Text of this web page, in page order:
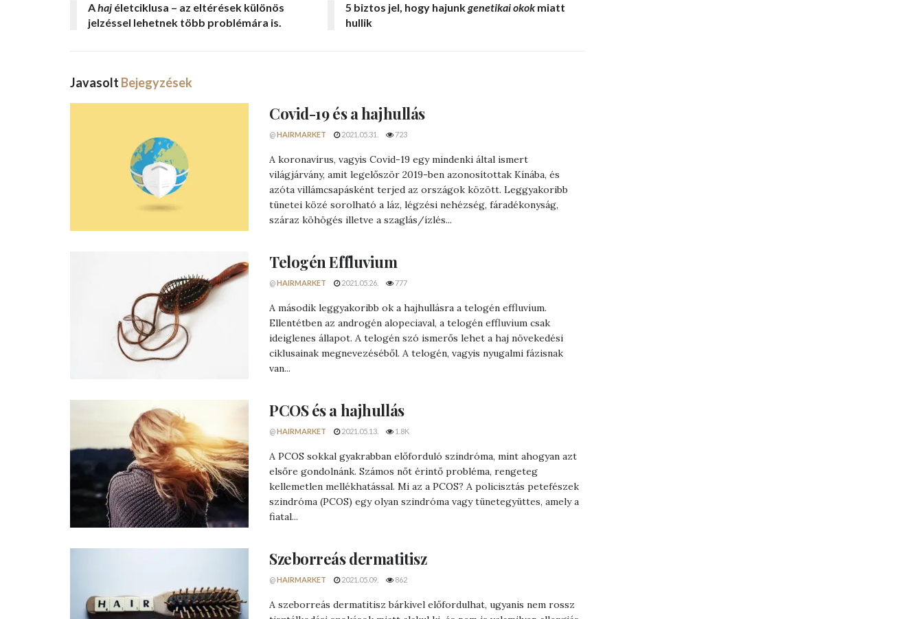
Ahaj életciklusa – az eltérések különös
jelzéssel lehetnek több problémára is.
5 biztos jel, hogy hajunkgenetikai okok miatt
hullik
Javasolt Bejegyzések
Covid-19 és a hajhullás
@HAIRMARKET 2021.05.31. 723
A koronavírus, vagyis Covid-19 egy mindenki által ismert
világjárvány, amit legelőször 2019-ben azonosítottak Kínába, és
azóta villámcsapásként terjed az országok között. Leggyakoribb
tünetei közé sorolható a láz, légzési nehézség, fáradékonyság,
száraz köhögés illetve a szaglás/ízlés...
Telogén Effluvium
@HAIRMARKET 2021.05.26. 777
A második leggyakoribb ok a hajhullásra a telogén effluvium.
Ellentétben az androgén alopeciaval, a telogén effluvium csak
ideiglenes állapot. A telogén szó ismerős lehet a haj növekedési
ciklusainak megnevezéséből. A telogén, vagyis nyugalmi fázisnak
van...
PCOS és a hajhullás
@HAIRMARKET 2021.05.13. 1.8K
A PCOS sokkal gyakrabban előforduló szindróma, mint ahogyan azt
elsőre gondolnánk. Számos nőt érintő probléma, rengeteg
kellemetlen mellékhatással. Mi az a PCOS? A policisztás petefészek
szindróma (PCOS) egy olyan szindróma vagy tünetegyüttes, amely a
fiatal...
Szeborreás dermatitisz
@HAIRMARKET 2021.05.09. 862
A szeborreás dermatitisz bárkivel előfordulhat, ugyanis nem rossz